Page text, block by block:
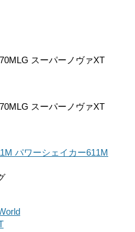
スーパーノヴァXT
スーパーノヴァXT
パワーシェイカー611M